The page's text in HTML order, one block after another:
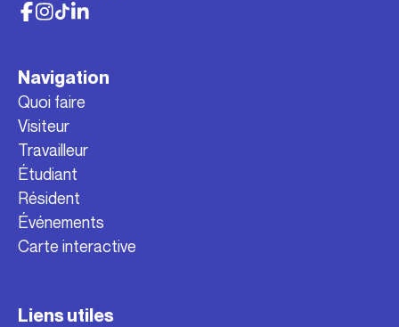
Navigation
Quoi faire
Visiteur
Travailleur
Étudiant
Résident
Événements
Carte interactive
Liens utiles